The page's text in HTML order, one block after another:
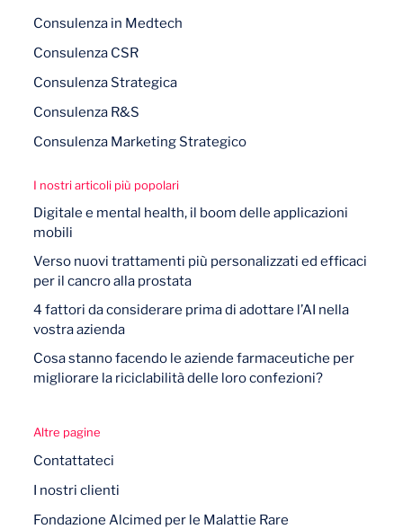
Consulenza in Medtech
Consulenza CSR
Consulenza Strategica
Consulenza R&S
Consulenza Marketing Strategico
I nostri articoli più popolari
Digitale e mental health, il boom delle applicazioni
mobili
Verso nuovi trattamenti più personalizzati ed efficaci
per il cancro alla prostata
4 fattori da considerare prima di adottare l’AI nella
vostra azienda
Cosa stanno facendo le aziende farmaceutiche per
migliorare la riciclabilità delle loro confezioni?
Altre pagine
Contattateci
I nostri clienti
Fondazione Alcimed per le Malattie Rare